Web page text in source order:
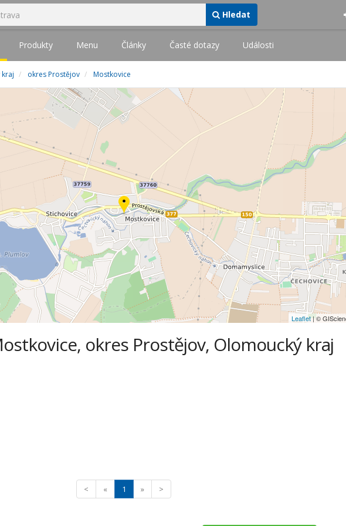
Hledat
Produkty Menu Články Časté dotazy Události
okres Prostějov Mostkovice
Leaflet| ©
okres Prostějov, Olomoucký kraj
< « 1 » >